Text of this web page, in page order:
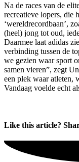
Na de races van de
recreatieve lopers, die
‘wereldrecordbaan’,
(heel) jong tot oud,
Daarmee laat adidas
verbinding tussen de
we gezien waar sport
samen vieren”, zegt
een plek waar atleten,
Vandaag voelde echt
Like this article?